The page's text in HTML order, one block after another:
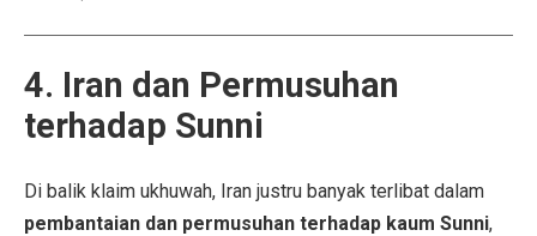
4. Iran dan Permusuhan
terhadap Sunni
Di balik klaim ukhuwah, Iran justru banyak terlibat dalam
pembantaian dan permusuhan terhadap kaum Sunni,